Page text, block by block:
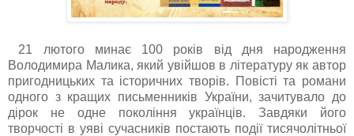
21 лютого минає 100 років від дня народження
Володимира Малика, який увійшов в літературу як автор
пригодницьких та історичних творів. Повісті та романи
одного з кращих письменників України, зачитувало до
дірок не одне покоління українців. Завдяки його
творчості в уяві сучасників постають події тисячолітньої